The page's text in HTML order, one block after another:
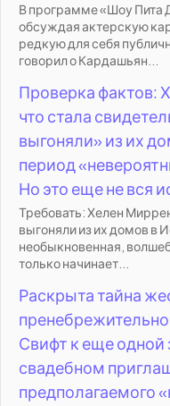
В программе «Шоу Пита
обсуждая актерскую
редкую для себя
говорил о Кардашьян...
Проверка фактов:
что стала
выгоняли» из их
период
Но это еще не вся
Требовать: Хелен
выгоняли из их домов в
необыкновенная,
только начинает...
Раскрыта тайна
Свифт к еще одной
свадебном
предполагаемого